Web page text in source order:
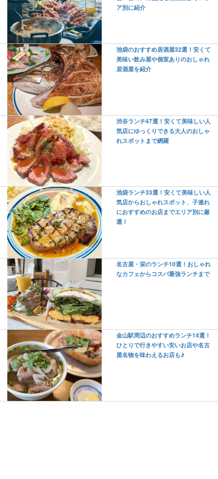
ア別に紹介
池袋のおすすめ居酒屋32選！安くて
美味い飲み屋や個室ありのおしゃれ
居酒屋を紹介
渋谷ランチ47選！安くて美味しい人
気店にゆっくりできる大人のおしゃ
れスポットまで網羅
池袋ランチ33選！安くて美味しい人
気店からおしゃれスポット、子連れ
におすすめのお店までエリア別に厳
選！
名古屋・栄のランチ10選！おしゃれ
なカフェからコスパ最強ランチまで
金山駅周辺のおすすめランチ14選！
ひとりで行きやすい安いお店や名古
屋名物を味わえるお店も♪